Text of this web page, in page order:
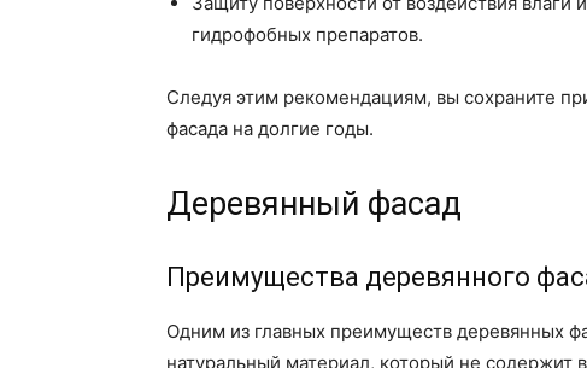
гидрофобных препаратов.
Следуя этим рекомендациям, вы сохраните
фасада на долгие годы.
Деревянный фасад
Преимущества деревянного
Одним из главных преимуществ деревянных
натуральный материал, который не